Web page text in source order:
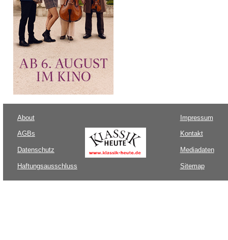
About
AGBs
Datenschutz
Haftungsausschluss
Impressum
Kontakt
Mediadaten
Sitemap